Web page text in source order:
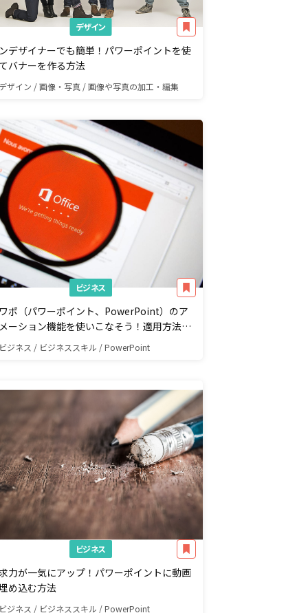
デザイン
デザイナーでも簡単！パワーポイントを使
バナーを作る方法
デザイン / 画像・写真 / 画像や写真の加工・編集
ビジネス
ポ（パワーポイント、PowerPoint）のア
ーション機能を使いこなそう！適用方法と
ておきたい設定4つ
ビジネス / ビジネススキル / PowerPoint
ビジネス
力が一気にアップ！パワーポイントに動画
め込む方法
ビジネス / ビジネススキル / PowerPoint